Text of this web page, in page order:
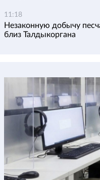
11:18
Незаконную добычу
близ Талдыкоргана